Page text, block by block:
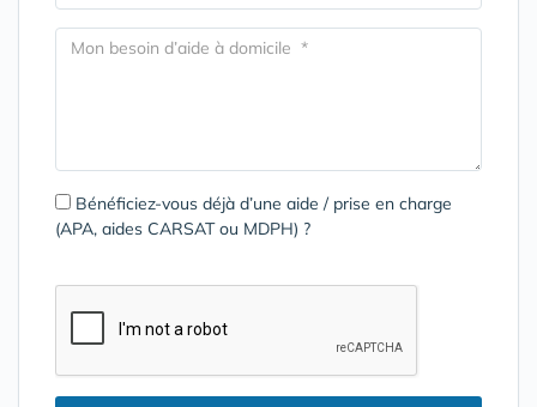
Bénéficiez-vous déjà d’une aide / prise en charge
(APA, aides CARSAT ou MDPH) ?